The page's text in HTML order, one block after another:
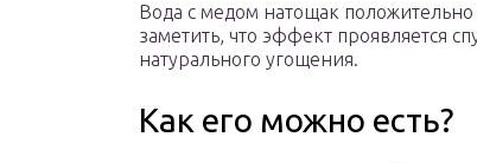
Вода с медом натощак положительно
заметить, что эффект проявляется
натурального угощения.
Как его можно есть?